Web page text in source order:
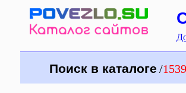
Поиск в каталоге /1539